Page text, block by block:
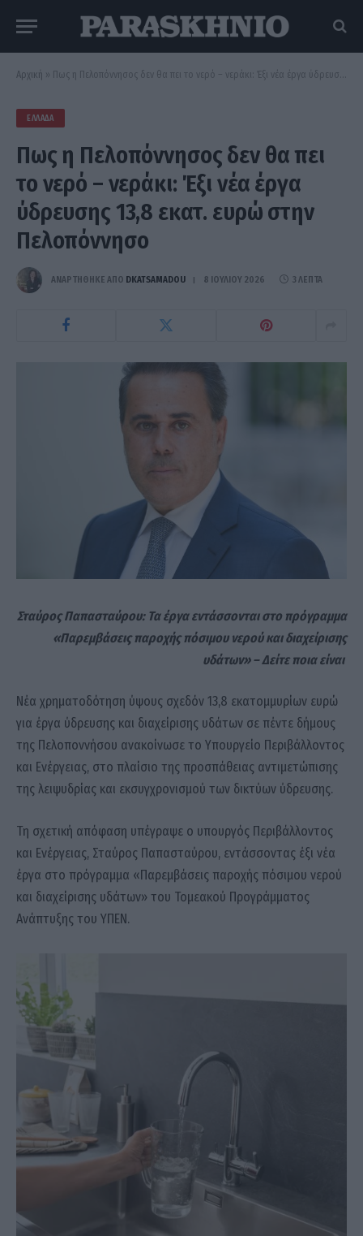
Αρχική » Πως η Πελοπόννησος δεν θα πει το νερό – νεράκι: Έξι νέα έργα ύδρευσης 13,8 εκατ. ευρώ στην Πελοπόννησο
ΕΛΛΆΔΑ
Πως η Πελοπόννησος δεν θα πει
το νερό – νεράκι: Έξι νέα έργα
ύδρευσης 13,8 εκατ. ευρώ στην
Πελοπόννησο
ΑΝΑΡΤΗΘΗΚΕ ΑΠΟ DKATSAMADOU 8 ΙΟΥΛΊΟΥ 2026 3 ΛΕΠΤΆ
Σταύρος Παπασταύρου: Τα έργα εντάσσονται στο πρόγραμμα
«Παρεμβάσεις παροχής πόσιμου νερού και διαχείρισης
υδάτων» – Δείτε ποια είναι
Νέα χρηματοδότηση ύψους σχεδόν 13,8 εκατομμυρίων ευρώ
για έργα ύδρευσης και διαχείρισης υδάτων σε πέντε δήμους
της Πελοποννήσου ανακοίνωσε το Υπουργείο Περιβάλλοντος
και Ενέργειας, στο πλαίσιο της προσπάθειας αντιμετώπισης
της λειψυδρίας και εκσυγχρονισμού των δικτύων ύδρευσης.
Τη σχετική απόφαση υπέγραψε ο υπουργός Περιβάλλοντος
και Ενέργειας, Σταύρος Παπασταύρου, εντάσσοντας έξι νέα
έργα στο πρόγραμμα «Παρεμβάσεις παροχής πόσιμου νερού
και διαχείρισης υδάτων» του Τομεακού Προγράμματος
Ανάπτυξης του ΥΠΕΝ.